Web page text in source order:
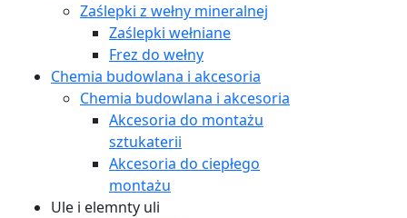
Zaślepki z wełny mineralnej
Zaślepki wełniane
Frez do wełny
Chemia budowlana i akcesoria
Chemia budowlana i akcesoria
Akcesoria do montażu
sztukaterii
Akcesoria do ciepłego
montażu
Ule i elemnty uli